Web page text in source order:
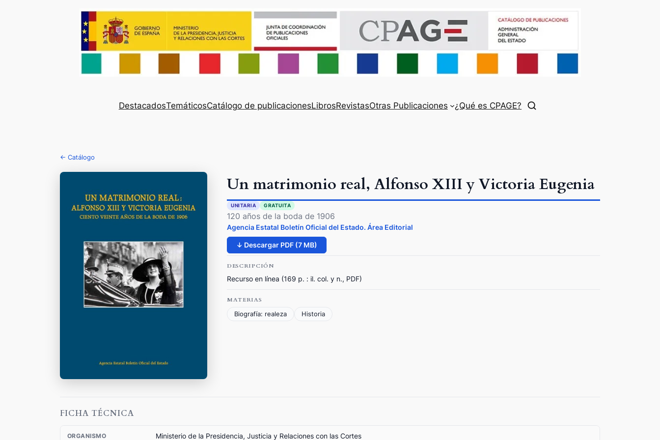
DestacadosTemáticosCatálogo de publicacionesLibrosRevistasOtras Publicaciones ¿Qué es CPAGE?
← Catálogo
Un matrimonio real, Alfonso XIII y Victoria Eugenia
UNITARIA GRATUITA
120 años de la boda de 1906
Agencia Estatal Boletín Oficial del Estado. Área Editorial
↓ Descargar PDF (7 MB)
DESCRIPCIÓN
Recurso en línea (169 p. : il. col. y n., PDF)
MATERIAS
Biografía: realeza
Historia
FICHA TÉCNICA
ORGANISMO Ministerio de la Presidencia, Justicia y Relaciones con las Cortes